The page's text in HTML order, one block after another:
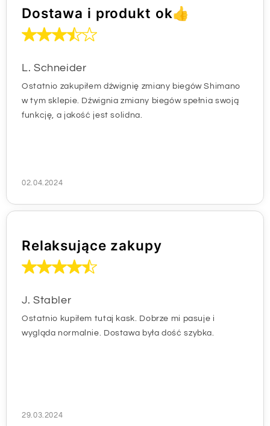
Dostawa i produkt ok👍
L. Schneider
Ostatnio zakupiłem dźwignię zmiany biegów Shimano
w tym sklepie. Dźwignia zmiany biegów spełnia swoją
funkcję, a jakość jest solidna.
02.04.2024
Relaksujące zakupy
J. Stabler
Ostatnio kupiłem tutaj kask. Dobrze mi pasuje i
wygląda normalnie. Dostawa była dość szybka.
29.03.2024